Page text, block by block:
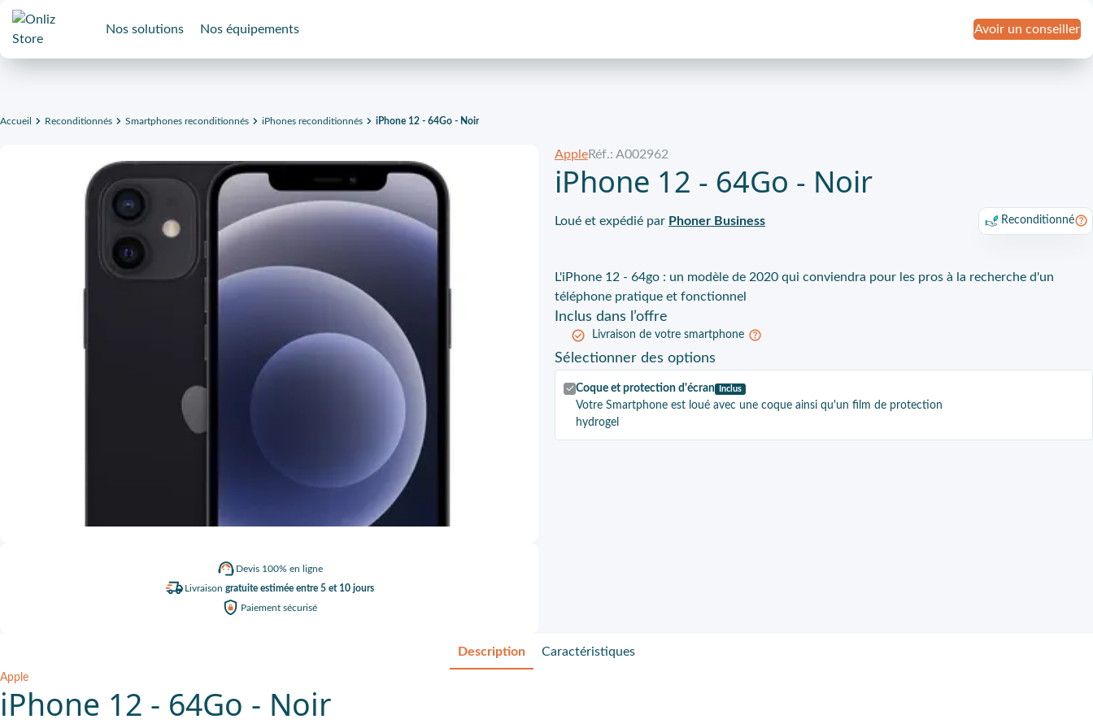
Nos solutions Nos équipements Avoir un conseiller
Accueil Reconditionnés Smartphones reconditionnés iPhones reconditionnés iPhone 12 - 64Go - Noir
Devis 100% en ligne
Livraison gratuite estimée entre 5 et 10 jours
Paiement sécurisé
AppleRéf.: A002962
iPhone 12 - 64Go - Noir
Loué et expédié par Phoner Business Reconditionné
L'iPhone 12 - 64go : un modèle de 2020 qui conviendra pour les pros à la recherche d'un
téléphone pratique et fonctionnel
Inclus dans l’offre
Livraison de votre smartphone
Sélectionner des options
Coque et protection d'écran Inclus
Votre Smartphone est loué avec une coque ainsi qu'un film de protection
hydrogel
Description Caractéristiques
Apple
iPhone 12 - 64Go - Noir